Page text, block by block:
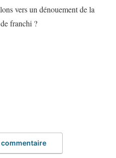
vers un dénouement de la
franchi ?